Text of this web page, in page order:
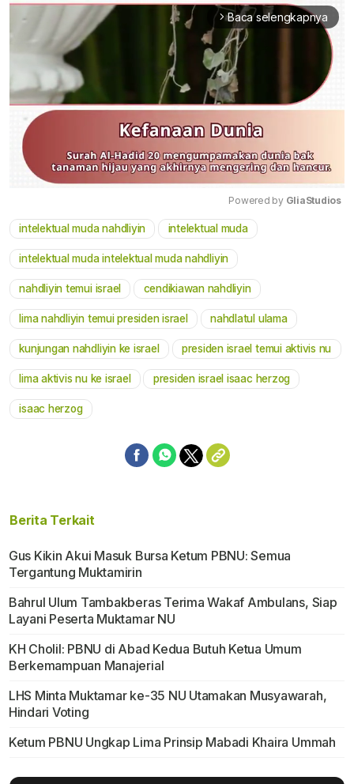
arrow_forward_ios Baca selengkapnya
Powered by GliaStudios
intelektual muda nahdliyin intelektual muda
intelektual muda intelektual muda nahdliyin
nahdliyin temui israel cendikiawan nahdliyin
lima nahdliyin temui presiden israel nahdlatul ulama
kunjungan nahdliyin ke israel presiden israel temui aktivis nu
lima aktivis nu ke israel presiden israel isaac herzog
isaac herzog
Berita Terkait
Gus Kikin Akui Masuk Bursa Ketum PBNU: Semua
Tergantung Muktamirin
Bahrul Ulum Tambakberas Terima Wakaf Ambulans, Siap
Layani Peserta Muktamar NU
KH Cholil: PBNU di Abad Kedua Butuh Ketua Umum
Berkemampuan Manajerial
LHS Minta Muktamar ke-35 NU Utamakan Musyawarah,
Hindari Voting
Ketum PBNU Ungkap Lima Prinsip Mabadi Khaira Ummah